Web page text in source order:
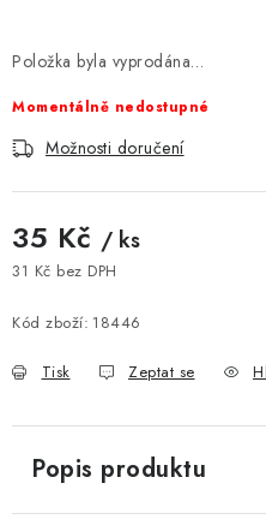
HODNOCENÍ OBCHODU
DOPRAVA PO OSTRAVĚ,
Obchodní podmínky
Věrnostní slevy
Položka byla vyprodána…
Momentálně nedostupné
Možnosti doručení
35 Kč / ks
31 Kč bez DPH
Kód zboží: 18446
Tisk Zeptat se
Popis produktu